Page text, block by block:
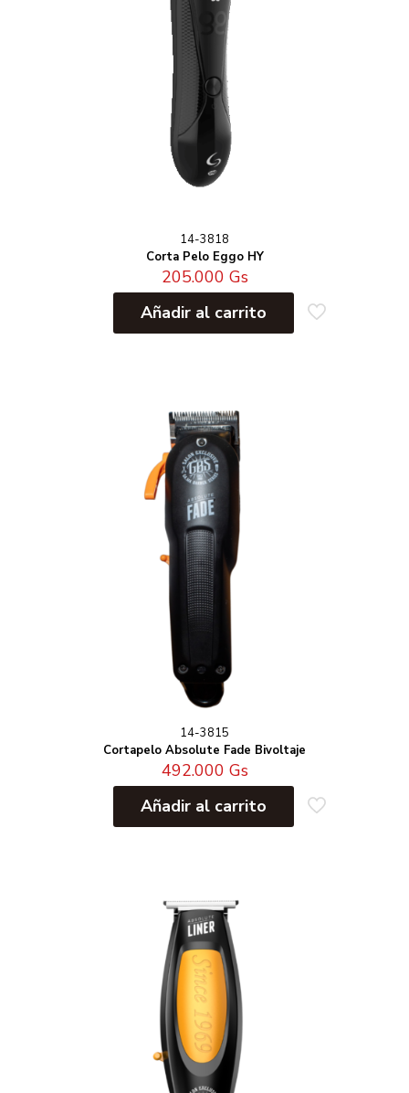
14-3818
Corta Pelo Eggo HY
205.000 Gs
Añadir al carrito
14-3815
Cortapelo Absolute Fade Bivoltaje
492.000 Gs
Añadir al carrito